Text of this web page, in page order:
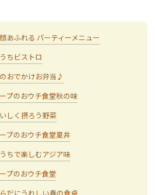
あふれる パーティーメニュー
ちビストロ
おでかけお弁当♪
プのおウチ食堂秋の味
しく摂ろう野菜
プのおウチ食堂夏丼
ちで楽しむアジア味
プのおウチ食堂